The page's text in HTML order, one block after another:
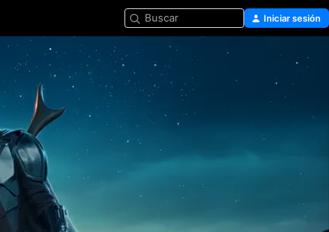
Buscar Iniciar sesión